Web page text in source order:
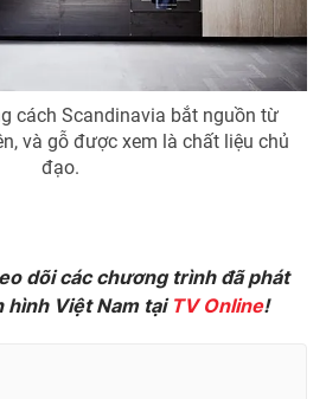
cách Scandinavia bắt nguồn từ
và gỗ được xem là chất liệu chủ
đạo.
dõi các chương trình đã phát
hình Việt Nam tại TV Online!